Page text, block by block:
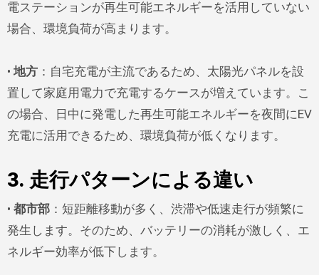
電ステーションが再生可能エネルギーを活用していない
場合、環境負荷が高まります。
• 地方：自宅充電が主流であるため、太陽光パネルを設
置して家庭用電力で充電するケースが増えています。こ
の場合、日中に発電した再生可能エネルギーを夜間にEV
充電に活用できるため、環境負荷が低くなります。
3. 走行パターンによる違い
• 都市部：短距離移動が多く、渋滞や低速走行が頻繁に
発生します。そのため、バッテリーの消耗が激しく、エ
ネルギー効率が低下します。